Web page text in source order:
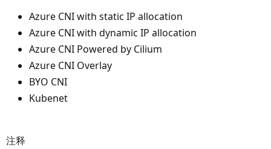
Azure CNI with static IP allocation
Azure CNI with dynamic IP allocation
Azure CNI Powered by Cilium
Azure CNI Overlay
BYO CNI
Kubenet
注释